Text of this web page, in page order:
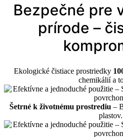
Bezpečné pre
prírode –
Ekologické čistiace prostriedky
chemikálií a
Šetrné k životnému prostrediu –
plastov.